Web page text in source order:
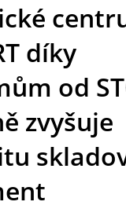
díky
od
zvyšuje